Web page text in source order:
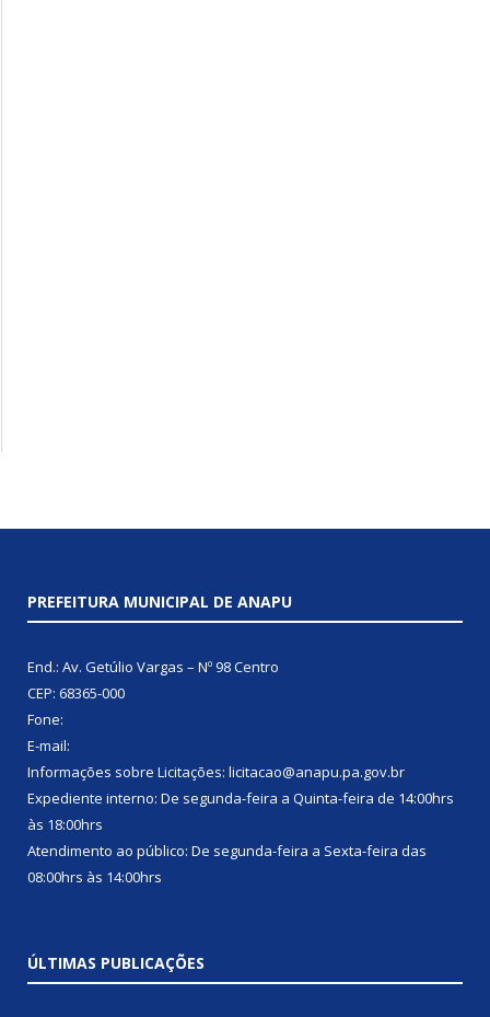
PREFEITURA MUNICIPAL DE ANAPU
End.: Av. Getúlio Vargas – Nº 98 Centro
CEP: 68365-000
Fone:
E-mail:
Informações sobre Licitações: licitacao@anapu.pa.gov.br
Expediente interno: De segunda-feira a Quinta-feira de 14:00hrs
às 18:00hrs
Atendimento ao público: De segunda-feira a Sexta-feira das
08:00hrs às 14:00hrs
ÚLTIMAS PUBLICAÇÕES